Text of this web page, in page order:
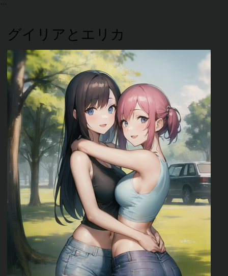
グイリアとエリカ